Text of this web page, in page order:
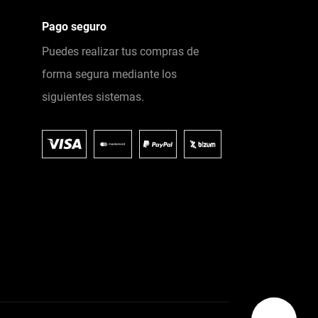
Pago seguro
Puedes realizar tus compras de
forma segura mediante los
siguientes sistemas.